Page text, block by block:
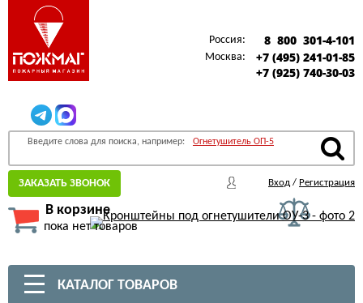
Россия: 8 800 301-4-101
Москва:
+7 (495) 241-01-85
+7 (925) 740-30-03
Введите слова для поиска, например: Огнетушитель ОП-5
ЗАКАЗАТЬ ЗВОНОК Вход / Регистрация
В корзине
пока нет товаров
КАТАЛОГ ТОВАРОВ